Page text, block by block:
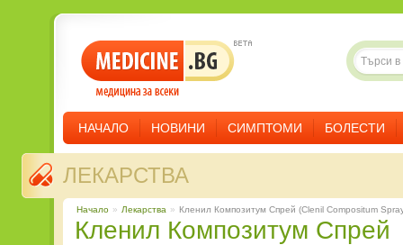
НАЧАЛО НОВИНИ СИМПТОМИ БОЛЕСТИ
ЛЕКАРСТВА
Начало » Лекарства » Кленил Композитум Спрей (Clenil Compositum
Кленил Композитум Спрей